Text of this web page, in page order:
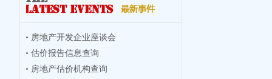
房地产开发企业座谈会
估价报告信息查询
房地产估价机构查询